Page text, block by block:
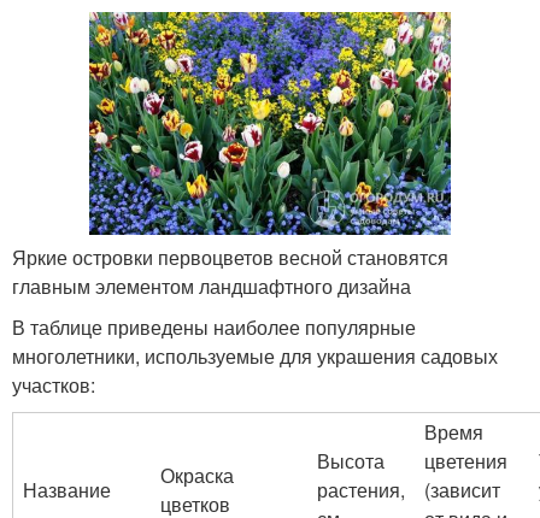
Яркие островки первоцветов весной становятся
главным элементом ландшафтного дизайна
В таблице приведены наиболее популярные
многолетники, используемые для украшения садовых
участков:
Название
Окраска
цветков
Высота
растения,
Время
цветения
(зависит